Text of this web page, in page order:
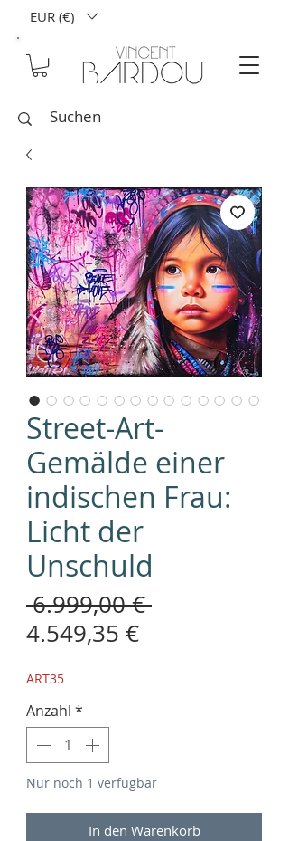
EUR (€)
Street-Art-
Gemälde einer
indischen Frau:
Licht der
Unschuld
6.999,00 € Standardpreis
4.549,35 €Sale-
ART35
Anzahl *
Nur noch 1 verfügbar
In den Warenkorb